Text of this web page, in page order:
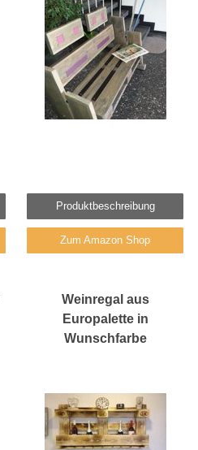
Produktbeschreibung
Zum Amazon Shop
Weinregal aus
Europalette in
Wunschfarbe